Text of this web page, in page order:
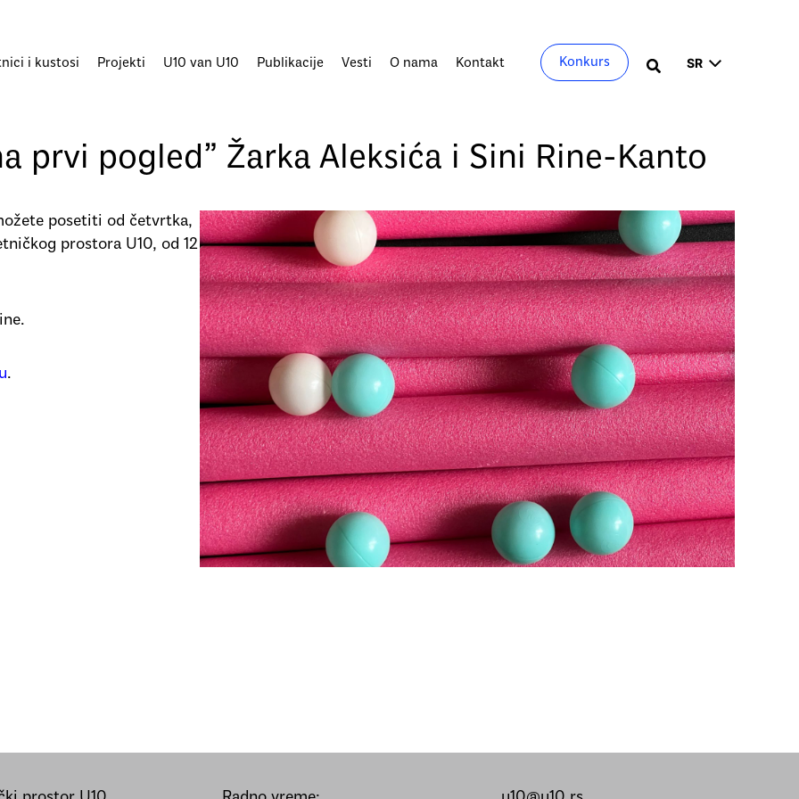
i kustosi Projekti U10 van U10 Publikacije Vesti O nama Kontakt Konkurs Претрага
jezik
prvi pogled” Žarka Aleksića i Sini Rine-Kanto
posetiti od četvrtka,
prostora U10, od 12
.